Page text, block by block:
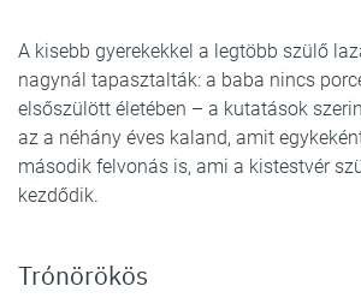
A kisebb gyerekekkel a legtöbb szülő
nagynál tapasztalták: a baba nincs
elsőszülött életében – a kutatások
az a néhány éves kaland, amit
második felvonás is, ami a kistestvér
kezdődik.
Trónörökös